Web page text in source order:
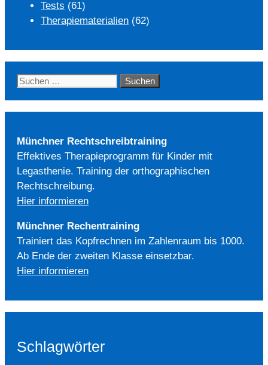
Tests (61)
Therapiematerialien (62)
Suchen
Münchner Rechtschreibtraining
Effektives Therapieprogramm für Kinder mit
Legasthenie. Training der orthographischen
Rechtschreibung.
Hier informieren
Münchner Rechentraining
Trainiert das Kopfrechnen im Zahlenraum bis 1000.
Ab Ende der zweiten Klasse einsetzbar.
Hier informieren
Schlagwörter